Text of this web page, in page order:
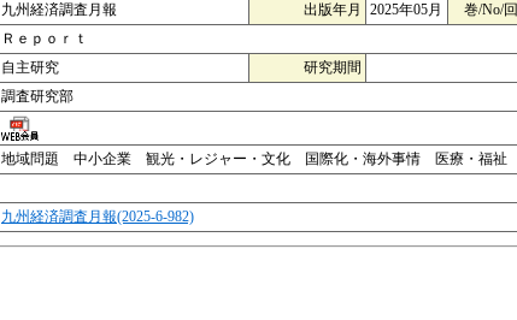
九州経済調査月報 出版年月 2025年05月 巻/No/回
Ｒｅｐｏｒｔ
自主研究
研究期間
調査研究部
地域問題 中小企業 観光・レジャー・文化 国際化・海外事情 医療・福祉
九州経済調査月報(2025-6-982)